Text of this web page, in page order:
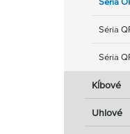
Séria
Séria
Kĺbové
Uhlové